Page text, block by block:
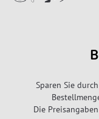
Sparen Sie
Die